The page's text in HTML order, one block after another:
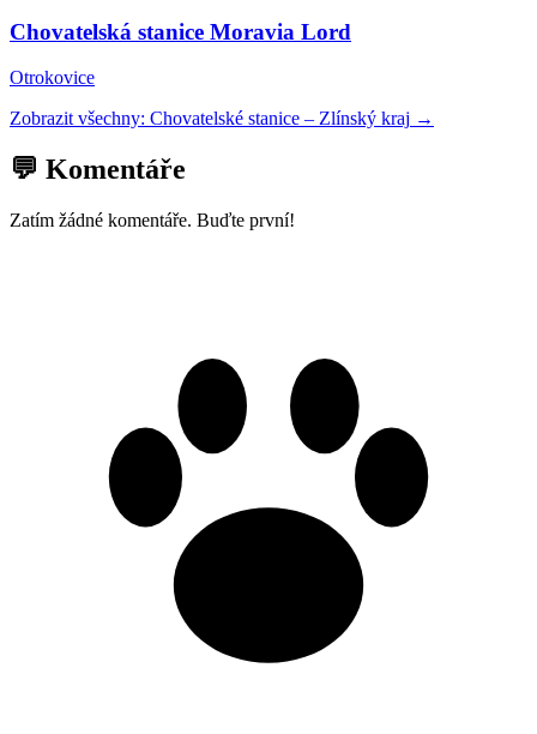
Chovatelská stanice Moravia Lord
Otrokovice
Zobrazit všechny: Chovatelské stanice – Zlínský kraj →
💬 Komentáře
Zatím žádné komentáře. Buďte první!